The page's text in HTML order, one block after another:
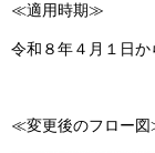
≪適用時期≫
令和８年４月１日か
≪変更後のフロー